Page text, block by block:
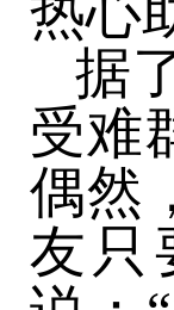
热心
据
受难
偶然
友只